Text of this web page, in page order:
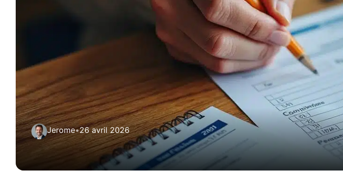
Jerome•26 avril 2026